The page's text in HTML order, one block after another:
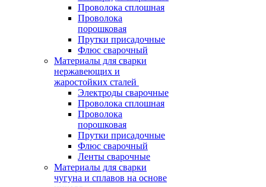
Проволока сплошная
Проволока
порошковая
Прутки присадочные
Флюс сварочный
Материалы для сварки
нержавеющих и
жаростойких сталей
Электроды сварочные
Проволока сплошная
Проволока
порошковая
Прутки присадочные
Флюс сварочный
Ленты сварочные
Материалы для сварки
чугуна и сплавов на основе